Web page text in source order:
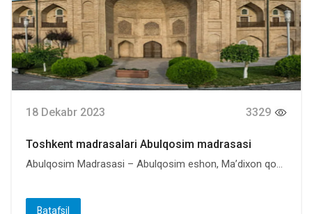
18 Dekabr 2023 3329
Toshkent madrasalari Abulqosim madrasasi
Abulqosim Madrasasi – Abulqosim eshon, Ma’dixon qo...
Batafsil